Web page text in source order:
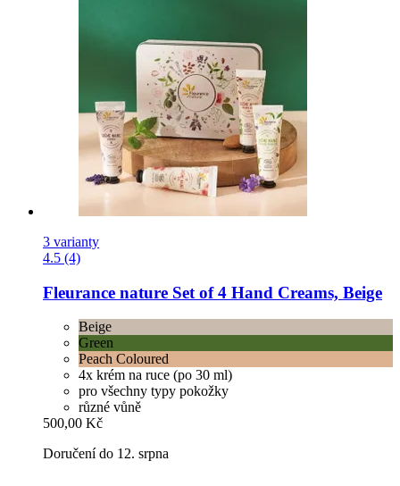
3 varianty
4.5 (4)
Fleurance nature Set of 4 Hand Creams, Beige
Beige
Green
Peach Coloured
4x krém na ruce (po 30 ml)
pro všechny typy pokožky
různé vůně
500,00 Kč
Doručení do 12. srpna